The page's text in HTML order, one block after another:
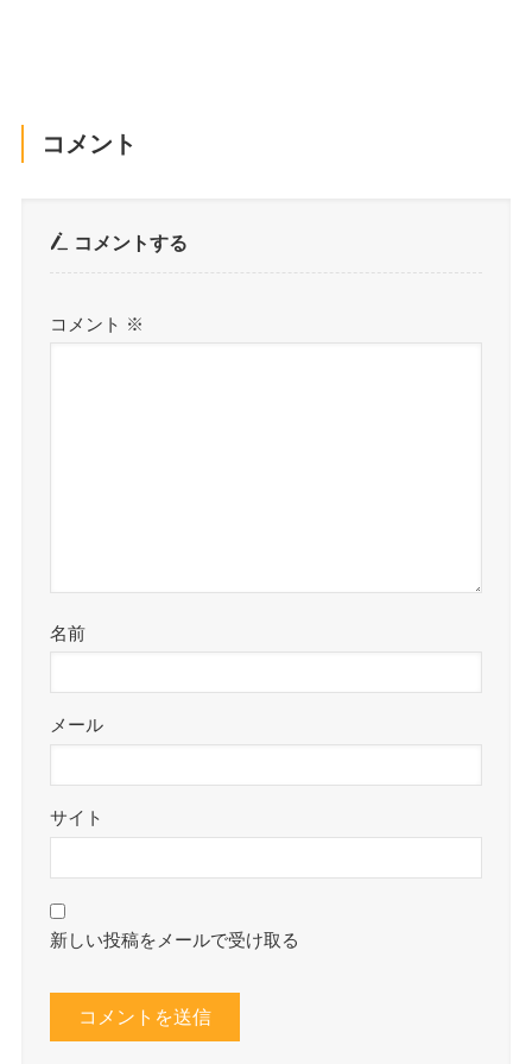
コメント
コメントする
コメント ※
名前
メール
サイト
新しい投稿をメールで受け取る